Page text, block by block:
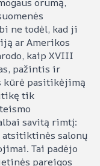
orumą,
ne todėl, kad ji
ar Amerikos
kaip XVIII
pažintis ir
kūrė pasitikėjimą
tik
savitą rimtį:
atsitiktinės salonų
Tai padėjo
pareigos